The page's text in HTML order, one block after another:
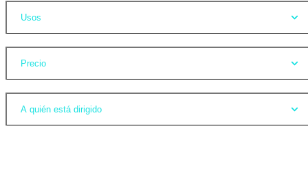
Usos
Precio
A quién está dirigido